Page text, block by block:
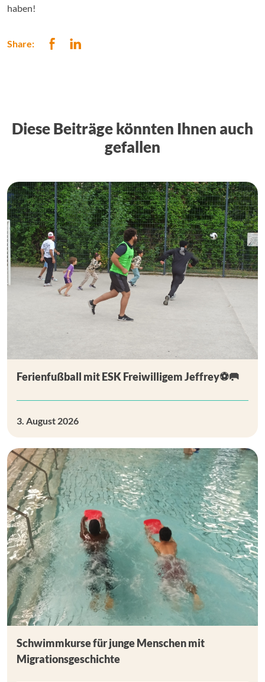
haben!
Share:
Diese Beiträge könnten Ihnen auch
gefallen
Ferienfußball mit ESK Freiwilligem Jeffrey⚽🥅
3. August 2026
Schwimmkurse für junge Menschen mit
Migrationsgeschichte